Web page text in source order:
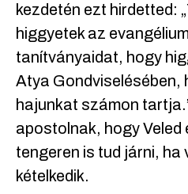
kezdetén ezt hirdetted:
higgyetek az
tanítványaidat, hogy
Atya Gondviselésében,
hajunkat számon
apostolnak, hogy Veled
tengeren is tud járni, ha
kételkedik.